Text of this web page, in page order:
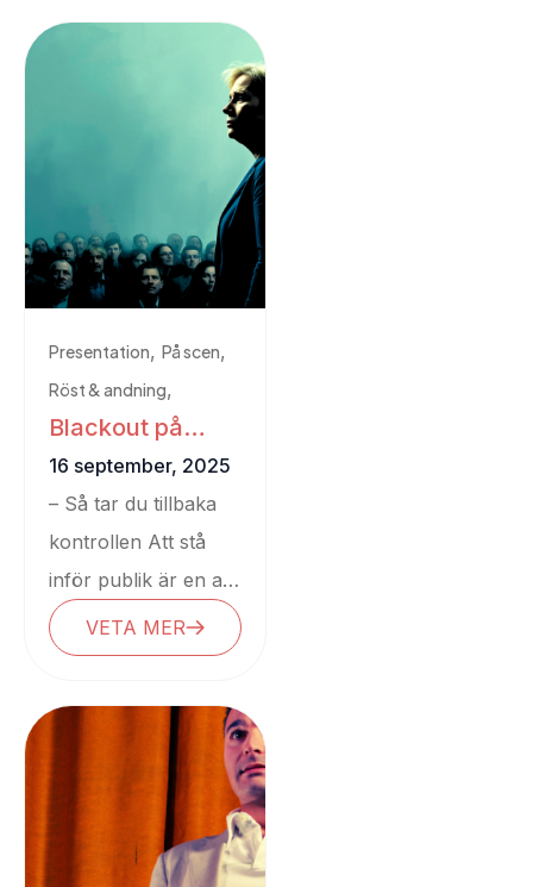
Presentation, På scen,
Röst & andning,
Scenskräck,
Tips & tricks
Blackout på
scen?
16 september, 2025
– Så tar du tillbaka
kontrollen Att stå
inför publik är en av
de mest kraftfulla
kommunikativa
VETA MER